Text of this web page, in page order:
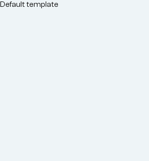
o
Default template